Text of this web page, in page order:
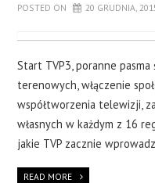
POSTED ON 20 GRUDNIA,
Start TVP3, poranne
terenowych, włączenie
współtworzenia telewizji,
własnych w każdym z 16
jakie TVP zacznie
READ MORE